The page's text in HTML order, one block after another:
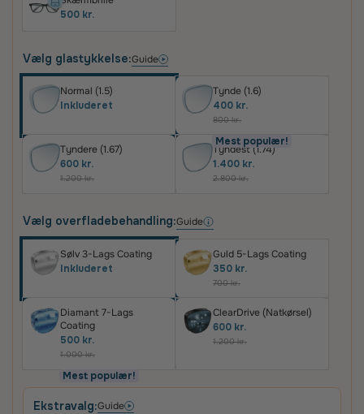
500 kr.
Vælg glastykkelse:Guide
Normal (1.5)
Inkluderet
Tynde (1.6)
400 kr.
800 kr.
Mest populær!
Tyndere (1.67)
600 kr.
1.200 kr.
Tyndest (1.74)
1.400 kr.
2.800 kr.
Vælg overfladebehandling:Guide
Sølv 3-Lags Coating
Inkluderet
Guld 5-Lags Coating
350 kr.
700 kr.
Diamant 7-Lags
Coating
500 kr.
1.000 kr.
Mest populær!
ClearDrive (Natkørsel)
600 kr.
1.200 kr.
Ekstravalg:Guide